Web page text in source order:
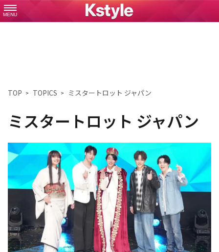
MENU
TOP TOPICS ミスタートロット ジャパン
ミスタートロット ジャパン